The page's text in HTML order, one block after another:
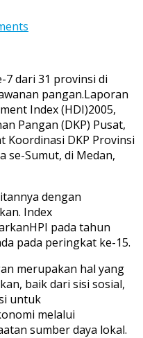
Ke-
7
Soal
Kerawanan
Pangan
dari 31 provinsi di
pangan.Laporan
Index (HDI)2005,
Pangan (DKP) Pusat,
Koordinasi DKP Provinsi
se-Sumut, di Medan,
dengan
Index
pada tahun
pada peringkat ke-15.
merupakan hal yang
baik dari sisi sosial,
untuk
melalui
sumber daya lokal.